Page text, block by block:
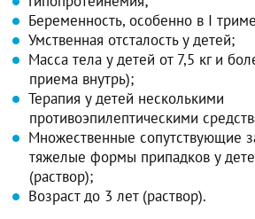
Беременность, особенно в I
Умственная отсталость у детей;
Масса тела у детей от 7,5 кг и
приема внутрь);
Терапия у детей несколькими
противоэпилептическими
Множественные сопутствующие
тяжелые формы припадков у
(раствор);
Возраст до 3 лет (раствор).